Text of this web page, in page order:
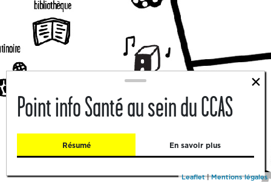
5
×
Point info Santé au sein du CCAS
Résumé En savoir plus
Leaflet|Mentions légales